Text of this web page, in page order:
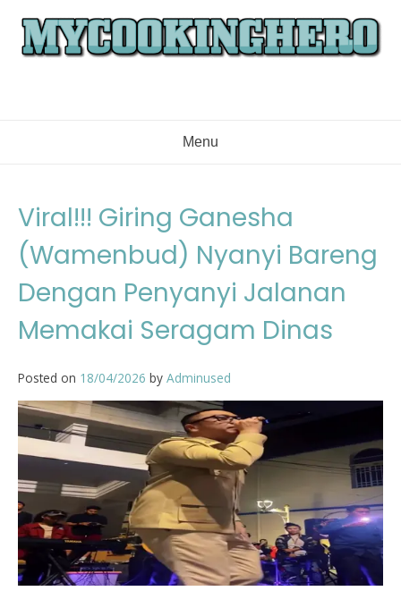
content
Menu
Viral!!! Giring Ganesha
(Wamenbud) Nyanyi Bareng
Dengan Penyanyi Jalanan
Memakai Seragam Dinas
Posted on 18/04/2026 by Adminused